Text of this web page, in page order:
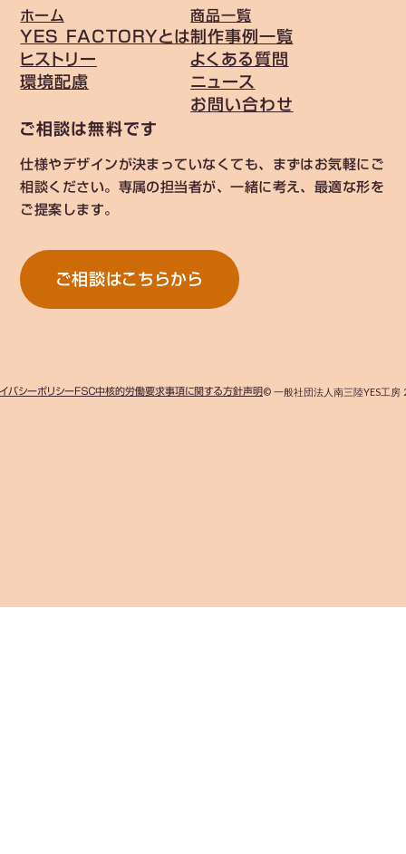
ホーム
YES FACTORYとは
ヒストリー
環境配慮
商品一覧
制作事例一覧
よくある質問
ニュース
お問い合わせ
ご相談は無料です
仕様やデザインが決まっていなくても、まずはお気軽にご
相談ください。専属の担当者が、一緒に考え、最適な形を
ご提案します。
ご相談はこちらから
バシーポリシーＦＳＣ中核的労働要求事項に関する方針声明© 一般社団法人南三陸YES工房